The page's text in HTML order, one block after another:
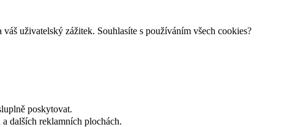
uživatelský zážitek. Souhlasíte s používáním všech cookies?
poskytovat.
dalších reklamních plochách.